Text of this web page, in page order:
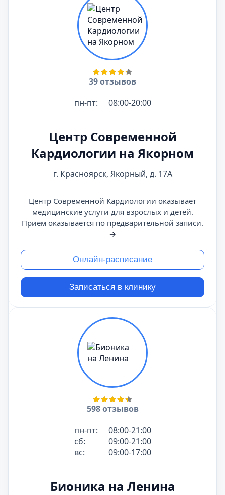
39 отзывов
пн-пт:
08:00-20:00
Центр Современной
Кардиологии на Якорном
г. Красноярск, Якорный, д. 17А
Центр Современной Кардиологии оказывает
медицинские услуги для взрослых и детей.
Прием оказывается по предварительной записи.
→
Онлайн-расписание
Записаться в клинику
598 отзывов
пн-пт:
08:00-21:00
сб:
09:00-21:00
вс:
09:00-17:00
Бионика на Ленина